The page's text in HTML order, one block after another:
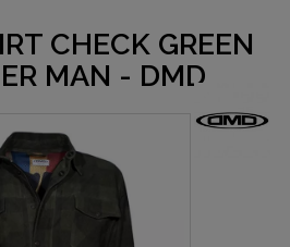
CHECK GREEN
MAN - DMD